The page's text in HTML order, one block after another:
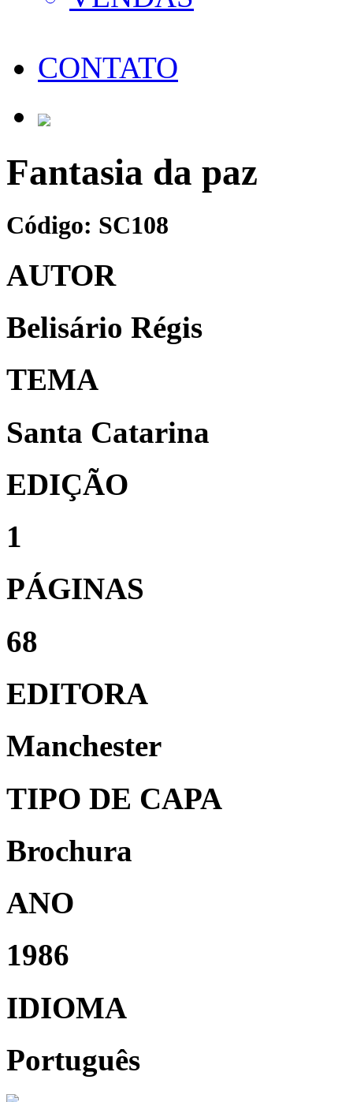
CONTATO
Fantasia da paz
Código: SC108
AUTOR
Belisário Régis
TEMA
Santa Catarina
EDIÇÃO
1
PÁGINAS
68
EDITORA
Manchester
TIPO DE CAPA
Brochura
ANO
1986
IDIOMA
Português